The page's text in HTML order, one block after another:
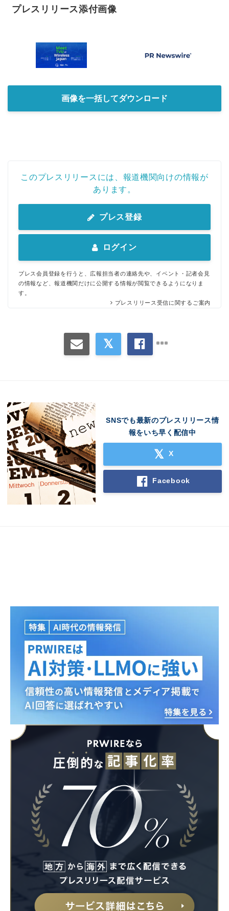
プレスリリース添付画像
画像を一括してダウンロード
このプレスリリースには、報道機関向けの情報が
あります。
プレス登録
ログイン
プレス会員登録を行うと、広報担当者の連絡先や、イベント・記者会見
の情報など、報道機関だけに公開する情報が閲覧できるようになりま
す。
プレスリリース受信に関するご案内
SNSでも最新のプレスリリース情
報をいち早く配信中
X
Facebook
Japanese
English